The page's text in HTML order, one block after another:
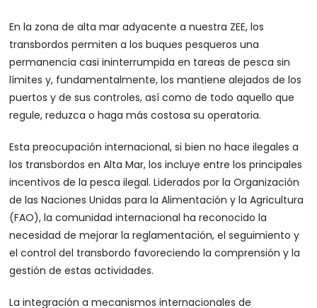
En la zona de alta mar adyacente a nuestra ZEE, los
transbordos permiten a los buques pesqueros una
permanencia casi ininterrumpida en tareas de pesca sin
límites y, fundamentalmente, los mantiene alejados de los
puertos y de sus controles, así como de todo aquello que
regule, reduzca o haga más costosa su operatoria.
Esta preocupación internacional, si bien no hace ilegales a
los transbordos en Alta Mar, los incluye entre los principales
incentivos de la pesca ilegal. Liderados por la Organización
de las Naciones Unidas para la Alimentación y la Agricultura
(FAO), la comunidad internacional ha reconocido la
necesidad de mejorar la reglamentación, el seguimiento y
el control del transbordo favoreciendo la comprensión y la
gestión de estas actividades.
La integración a mecanismos internacionales de